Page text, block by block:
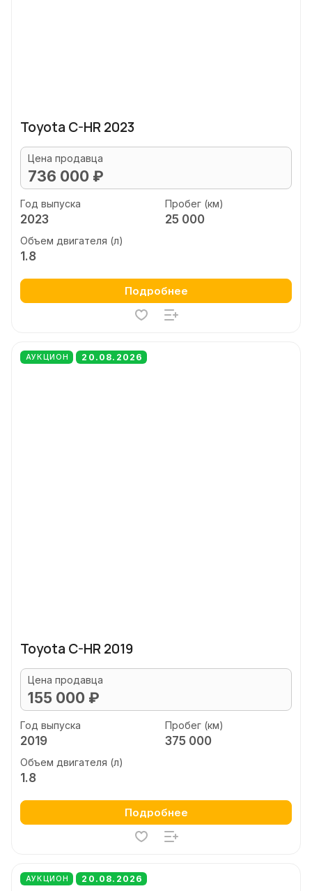
Toyota C-HR 2023
Цена продавца
736 000 ₽
Год выпуска
2023
Пробег (км)
25 000
Объем двигателя (л)
1.8
Подробнее
АУКЦИОН 20.08.2026
Toyota C-HR 2019
Цена продавца
155 000 ₽
Год выпуска
2019
Пробег (км)
375 000
Объем двигателя (л)
1.8
Подробнее
АУКЦИОН 20.08.2026